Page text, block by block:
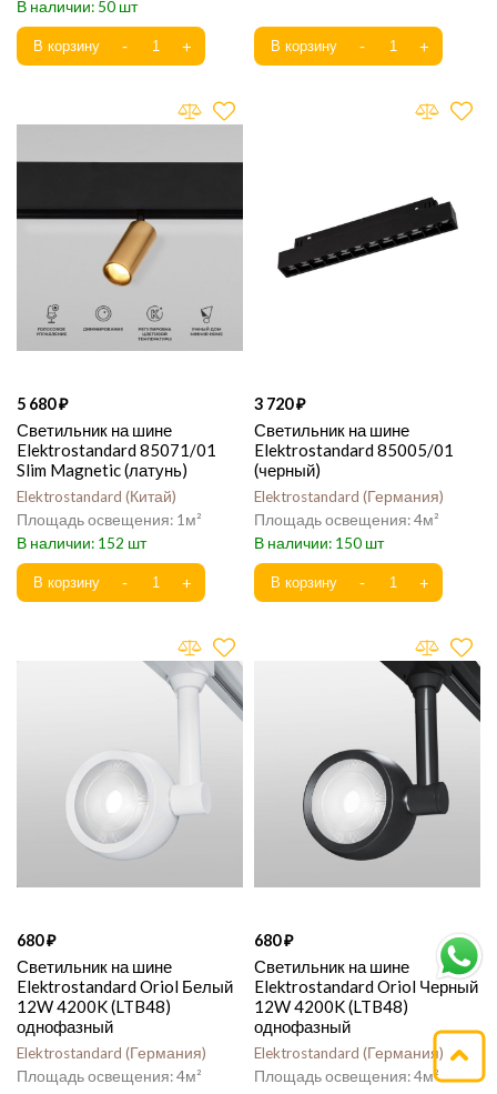
50
5 680
Светильник на шине
Elektrostandard 85071/01
Slim Magnetic (латунь)
Elektrostandard Китай
1
152
3 720
Светильник на шине
Elektrostandard 85005/01
(черный)
Elektrostandard Германия
4
150
680
Светильник на шине
Elektrostandard Oriol Белый
12W 4200K (LTB48)
однофазный
Elektrostandard Германия
4
680
Светильник на шине
Elektrostandard Oriol Черный
12W 4200K (LTB48)
однофазный
Elektrostandard Германия
4